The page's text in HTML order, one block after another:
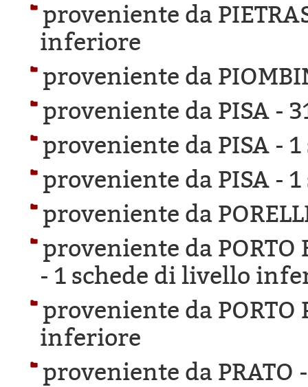
proveniente da
inferiore
proveniente da
proveniente da PISA -
proveniente da PISA -
proveniente da PISA -
proveniente da
proveniente da PORTO
- 1 schede di livello
proveniente da PORTO
inferiore
proveniente da PRATO